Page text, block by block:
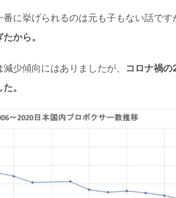
に挙げられるのは元も子もない話です
から。
少傾向にはありましたが、 コロナ禍
。